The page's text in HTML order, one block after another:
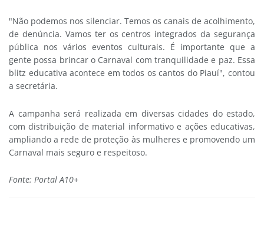
"Não podemos nos silenciar. Temos os canais de acolhimento,
de denúncia. Vamos ter os centros integrados da segurança
pública nos vários eventos culturais. É importante que a
gente possa brincar o Carnaval com tranquilidade e paz. Essa
blitz educativa acontece em todos os cantos do Piauí", contou
a secretária.
A campanha será realizada em diversas cidades do estado,
com distribuição de material informativo e ações educativas,
ampliando a rede de proteção às mulheres e promovendo um
Carnaval mais seguro e respeitoso.
Fonte: Portal A10+